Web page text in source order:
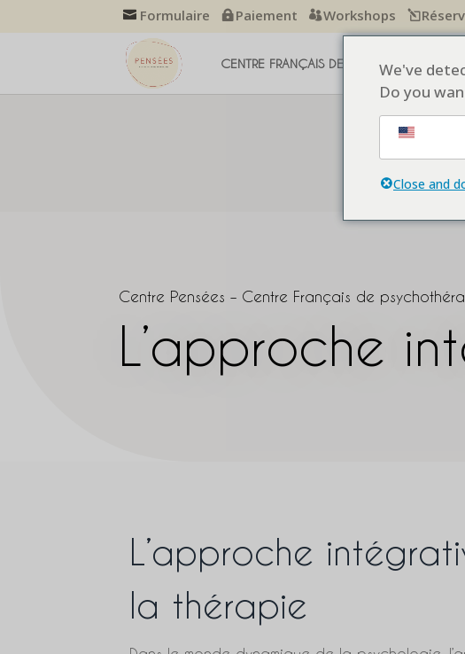
Formulaire Paiement Workshops
CENTRE FRANÇAIS DE THÉRAPIE À
Centre Pensées – Centre Français de
L’approche
L’approche
la thérapie
We've
Do you
Close and